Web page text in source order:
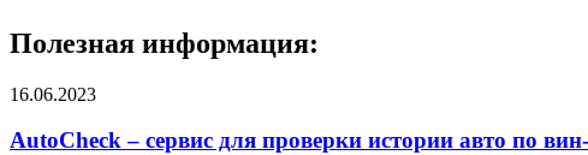
Полезная информация:
16.06.2023
AutoCheck – сервис для проверки истории авто по